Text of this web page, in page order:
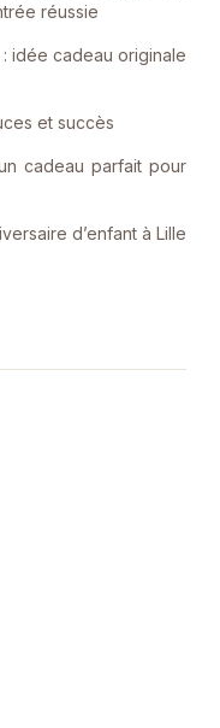
réussie
idée cadeau originale
et succès
cadeau parfait pour
d’enfant à Lille